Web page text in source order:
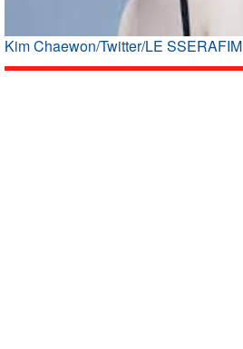
Kim Chaewon/Twitter/LE SSERAFIM